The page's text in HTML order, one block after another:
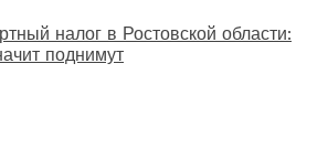
налог в Ростовской области:
поднимут